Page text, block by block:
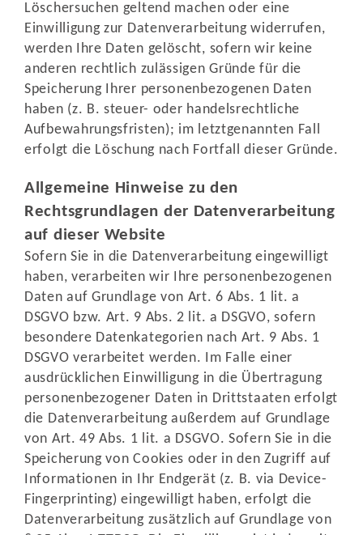
Löschersuchen geltend machen oder eine
Einwilligung zur Datenverarbeitung widerrufen,
werden Ihre Daten gelöscht, sofern wir keine
anderen rechtlich zulässigen Gründe für die
Speicherung Ihrer personenbezogenen Daten
haben (z. B. steuer- oder handelsrechtliche
Aufbewahrungsfristen); im letztgenannten Fall
erfolgt die Löschung nach Fortfall dieser Gründe.
Allgemeine Hinweise zu den
Rechtsgrundlagen der Datenverarbeitung
auf dieser Website
Sofern Sie in die Datenverarbeitung eingewilligt
haben, verarbeiten wir Ihre personenbezogenen
Daten auf Grundlage von Art. 6 Abs. 1 lit. a
DSGVO bzw. Art. 9 Abs. 2 lit. a DSGVO, sofern
besondere Datenkategorien nach Art. 9 Abs. 1
DSGVO verarbeitet werden. Im Falle einer
ausdrücklichen Einwilligung in die Übertragung
personenbezogener Daten in Drittstaaten erfolgt
die Datenverarbeitung außerdem auf Grundlage
von Art. 49 Abs. 1 lit. a DSGVO. Sofern Sie in die
Speicherung von Cookies oder in den Zugriff auf
Informationen in Ihr Endgerät (z. B. via Device-
Fingerprinting) eingewilligt haben, erfolgt die
Datenverarbeitung zusätzlich auf Grundlage von